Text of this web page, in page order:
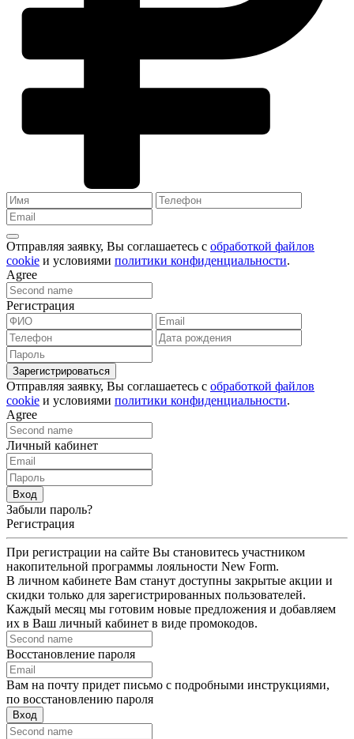
Отправляя заявку, Вы соглашаетесь с обработкой файлов
cookie и условиями политики конфиденциальности.
Agree
Регистрация
Зарегистрироваться
Отправляя заявку, Вы соглашаетесь с обработкой файлов
cookie и условиями политики конфиденциальности.
Agree
Личный кабинет
Вход
Забыли пароль?
Регистрация
При регистрации на сайте Вы становитесь участником
накопительной программы лояльности New Form.
В личном кабинете Вам станут доступны закрытые акции и
скидки только для зарегистрированных пользователей.
Каждый месяц мы готовим новые предложения и добавляем
их в Ваш личный кабинет в виде промокодов.
Восстановление пароля
Вам на почту придет письмо с подробными инструкциями,
по восстановлению пароля
Вход